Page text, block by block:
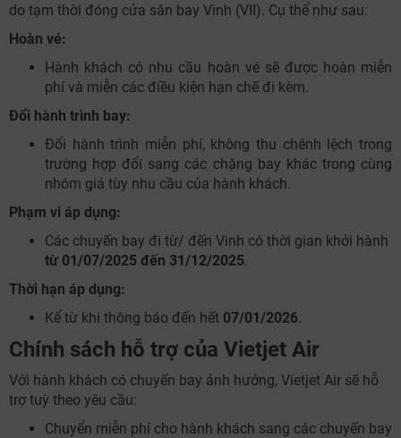
do tạm thời đóng cửa sân bay Vinh (VII). Cụ thể như sau:
Hoàn vé:
Hành khách có nhu cầu hoàn vé sẽ được hoàn miễn
phí và miễn các điều kiện hạn chế đi kèm.
Đổi hành trình bay:
Đổi hành trình miễn phí, không thu chênh lệch trong
trường hợp đổi sang các chặng bay khác trong cùng
nhóm giá tùy nhu cầu của hành khách.
Phạm vi áp dụng:
Các chuyến bay đi từ/ đến Vinh có thời gian khởi hành
từ 01/07/2025 đến 31/12/2025.
Thời hạn áp dụng:
Kể từ khi thông báo đến hết 07/01/2026.
Chính sách hỗ trợ của Vietjet Air
Với hành khách có chuyến bay ảnh hưởng, Vietjet Air sẽ hỗ
trợ tuỳ theo yêu cầu:
Chuyển miễn phí cho hành khách sang các chuyến bay